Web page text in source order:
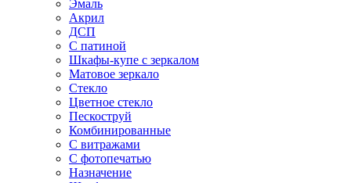
Эмаль
Акрил
ДСП
С патиной
Шкафы-купе с зеркалом
Матовое зеркало
Стекло
Цветное стекло
Пескоструй
Комбинированные
С витражами
С фотопечатью
Назначение